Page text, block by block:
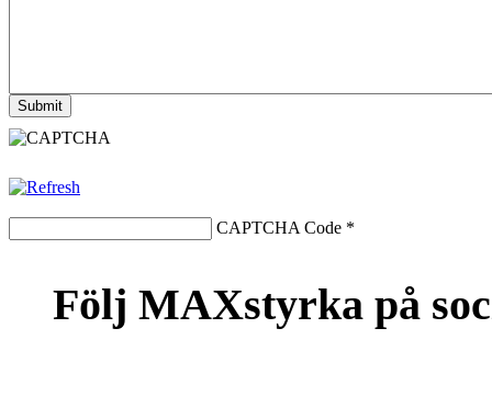
CAPTCHA Code *
Följ MAXstyrka på